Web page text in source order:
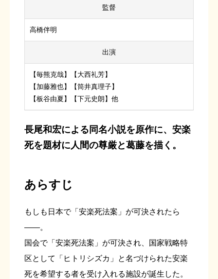
監督
高橋伴明
出演
【毎熊克哉】【大西礼芳】
【加藤雅也】【筒井真理子】
【板谷由夏】【下元史朗】他
長尾和宏による同名小説を原作に、安楽
死を題材に人間の尊厳と葛藤を描く。
あらすじ
もしも日本で「安楽死法案」が可決されたら
――。
国会で「安楽死法案」が可決され、国家戦略特
区として「ヒトリシズカ」と名づけられた安楽
死を希望する者を受け入れる施設が誕生した。